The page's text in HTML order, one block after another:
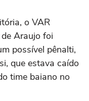
o VAR
Araujo foi
possível pênalti,
que estava caído
time baiano no